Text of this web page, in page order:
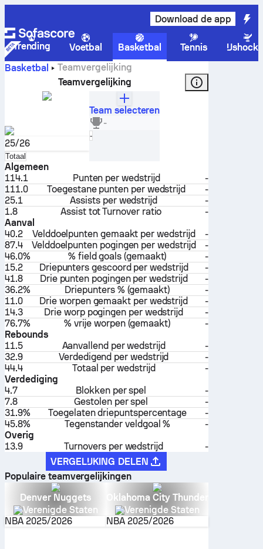
Download de app
Trending Voetbal Basketbal Tennis
Basketbal
Teamvergelijking
Teamvergelijking
25/26
Selecteer
Totaal
Team selecteren
-
Selecteer
-
Algemeen
114.1
Punten per wedstrijd
-
111.0
Toegestane punten per wedstrijd
-
25.1
Assists per wedstrijd
-
1.8
Assist tot Turnover ratio
-
Aanval
40.2
Velddoelpunten gemaakt per wedstrijd
-
87.4
Velddoelpunten pogingen per wedstrijd
-
46.0%
% field goals (gemaakt)
-
15.2
Driepunters gescoord per wedstrijd
-
41.8
Drie punten pogingen per wedstrijd
-
36.2%
Driepunters % (gemaakt)
-
11.0
Drie worpen gemaakt per wedstrijd
-
14.3
Drie worp pogingen per wedstrijd
-
76.7%
% vrije worpen (gemaakt)
-
Rebounds
11.5
Aanvallend per wedstrijd
-
32.9
Verdedigend per wedstrijd
-
44.4
Totaal per wedstrijd
-
Verdediging
4.7
Blokken per spel
-
7.8
Gestolen per spel
-
31.9%
Toegelaten driepuntspercentage
-
45.8%
Tegenstander veldgoal %
-
Overig
13.9
Turnovers per wedstrijd
-
VERGELIJKING DELEN
Populaire teamvergelijkingen
Denver Nuggets
Verenigde Staten
NBA 2025/2026
Oklahoma City Thunder
Verenigde Staten
NBA 2025/2026